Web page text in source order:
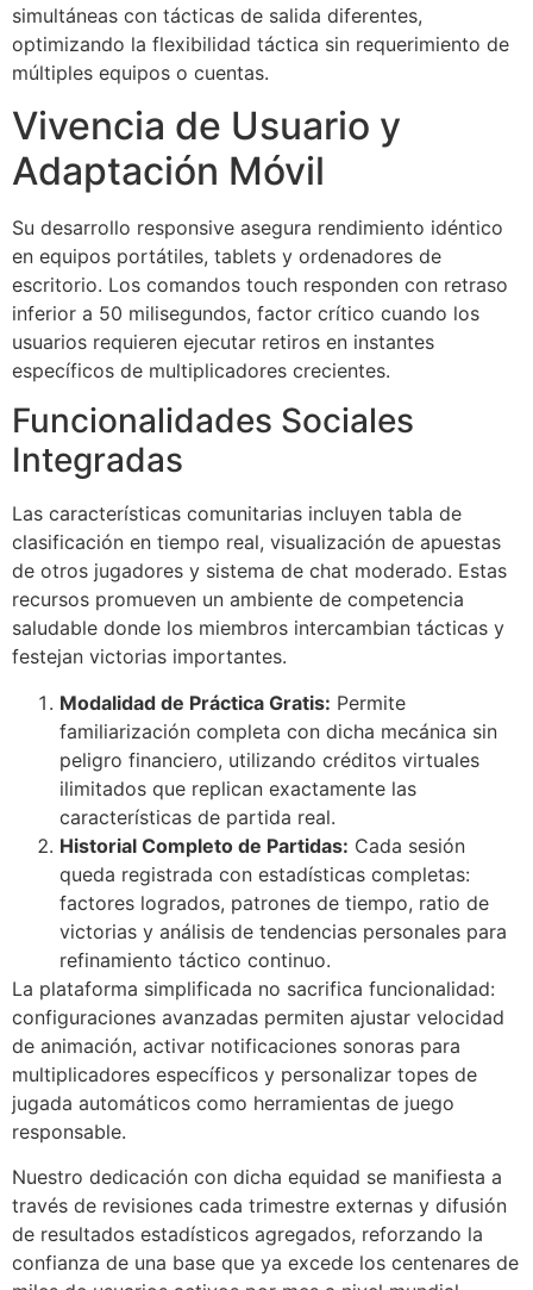
panel
panel
panel
satın al
Panel
Panel
Panel
Panel
Panel
Panel
Panel
Panel
panel
panel
panel
per sale
Forum
giriş
escort
simultáneas con tácticas de salida diferentes,
optimizando la flexibilidad táctica sin requerimiento de
múltiples equipos o cuentas.
Vivencia de Usuario y
Adaptación Móvil
Su desarrollo responsive asegura rendimiento idéntico
en equipos portátiles, tablets y ordenadores de
escritorio. Los comandos touch responden con retraso
inferior a 50 milisegundos, factor crítico cuando los
usuarios requieren ejecutar retiros en instantes
específicos de multiplicadores crecientes.
Funcionalidades Sociales
Integradas
Las características comunitarias incluyen tabla de
clasificación en tiempo real, visualización de apuestas
de otros jugadores y sistema de chat moderado. Estas
recursos promueven un ambiente de competencia
saludable donde los miembros intercambian tácticas y
festejan victorias importantes.
Modalidad de Práctica Gratis: Permite
familiarización completa con dicha mecánica sin
peligro financiero, utilizando créditos virtuales
ilimitados que replican exactamente las
características de partida real.
Historial Completo de Partidas: Cada sesión
queda registrada con estadísticas completas:
factores logrados, patrones de tiempo, ratio de
victorias y análisis de tendencias personales para
refinamiento táctico continuo.
La plataforma simplificada no sacrifica funcionalidad:
configuraciones avanzadas permiten ajustar velocidad
de animación, activar notificaciones sonoras para
multiplicadores específicos y personalizar topes de
jugada automáticos como herramientas de juego
responsable.
Nuestro dedicación con dicha equidad se manifiesta a
través de revisiones cada trimestre externas y difusión
de resultados estadísticos agregados, reforzando la
confianza de una base que ya excede los centenares de